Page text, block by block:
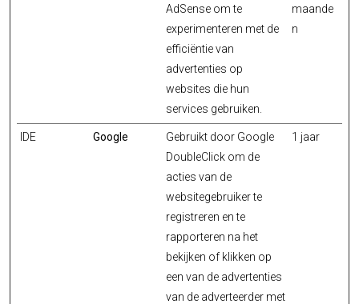
AdSense om te
experimenteren met de
efficiëntie van
advertenties op
websites die hun
services gebruiken.
maande
n
IDE Google
Gebruikt door Google
DoubleClick om de
acties van de
websitegebruiker te
registreren en te
rapporteren na het
bekijken of klikken op
een van de advertenties
van de adverteerder met
1 jaar